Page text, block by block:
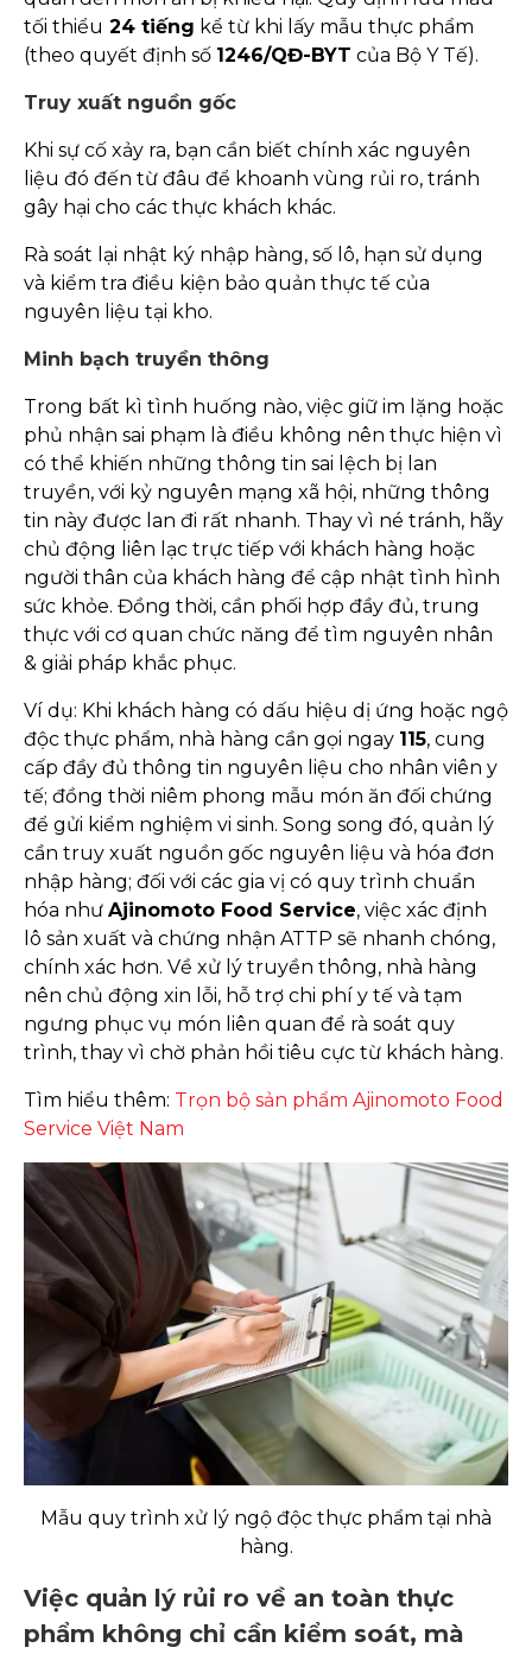
tối thiểu 24 tiếng kể từ khi lấy mẫu thực phẩm
(theo quyết định số 1246/QĐ-BYT của Bộ Y Tế).
Truy xuất nguồn gốc
Khi sự cố xảy ra, bạn cần biết chính xác nguyên
liệu đó đến từ đâu để khoanh vùng rủi ro, tránh
gây hại cho các thực khách khác.
Rà soát lại nhật ký nhập hàng, số lô, hạn sử dụng
và kiểm tra điều kiện bảo quản thực tế của
nguyên liệu tại kho.
Minh bạch truyền thông
Trong bất kì tình huống nào, việc giữ im lặng hoặc
phủ nhận sai phạm là điều không nên thực hiện vì
có thể khiến những thông tin sai lệch bị lan
truyền, với kỷ nguyên mạng xã hội, những thông
tin này được lan đi rất nhanh. Thay vì né tránh, hãy
chủ động liên lạc trực tiếp với khách hàng hoặc
người thân của khách hàng để cập nhật tình hình
sức khỏe. Đồng thời, cần phối hợp đầy đủ, trung
thực với cơ quan chức năng để tìm nguyên nhân
& giải pháp khắc phục.
Ví dụ: Khi khách hàng có dấu hiệu dị ứng hoặc ngộ
độc thực phẩm, nhà hàng cần gọi ngay 115, cung
cấp đầy đủ thông tin nguyên liệu cho nhân viên y
tế; đồng thời niêm phong mẫu món ăn đối chứng
để gửi kiểm nghiệm vi sinh. Song song đó, quản lý
cần truy xuất nguồn gốc nguyên liệu và hóa đơn
nhập hàng; đối với các gia vị có quy trình chuẩn
hóa như Ajinomoto Food Service, việc xác định
lô sản xuất và chứng nhận ATTP sẽ nhanh chóng,
chính xác hơn. Về xử lý truyền thông, nhà hàng
nên chủ động xin lỗi, hỗ trợ chi phí y tế và tạm
ngưng phục vụ món liên quan để rà soát quy
trình, thay vì chờ phản hồi tiêu cực từ khách hàng.
Tìm hiểu thêm: Trọn bộ sản phẩm Ajinomoto Food
Service Việt Nam
Mẫu quy trình xử lý ngộ độc thực phẩm tại nhà
hàng.
Việc quản lý rủi ro về an toàn thực
phẩm không chỉ cần kiểm soát, mà